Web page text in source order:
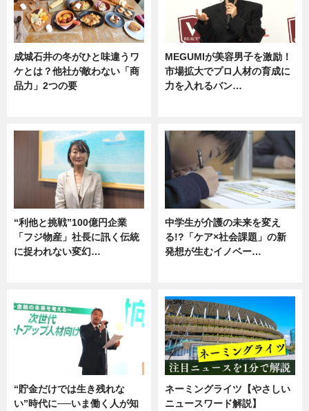
成城石井の冬がひと味違うワ
ケとは？他社が敵わない「商
品力」2つの要
MEGUMIが美容男子を激励！
市場拡大でプロ人材の育成に
力を入れるバン…
“利他と挑戦”100億円企業
「フジ物産」社長に訊く伝統
に捉われない変幻…
中学生が介護の未来を変え
る!?「ケア×社会課題」の新
発想が生むイノベー…
“貯金だけでは生き残れな
い”時代に──いま働く人が知
ネーミングライツ【やさしい
ニュースワード解説】